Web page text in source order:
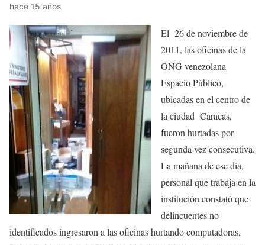
hace 15 años
El 26 de noviembre de
2011, las oficinas de la
ONG venezolana
Espacio Público,
ubicadas en el centro de
la ciudad Caracas,
fueron hurtadas por
segunda vez consecutiva.
La mañana de ese día,
personal que trabaja en la
institución constató que
delincuentes no
identificados ingresaron a las oficinas hurtando computadoras,